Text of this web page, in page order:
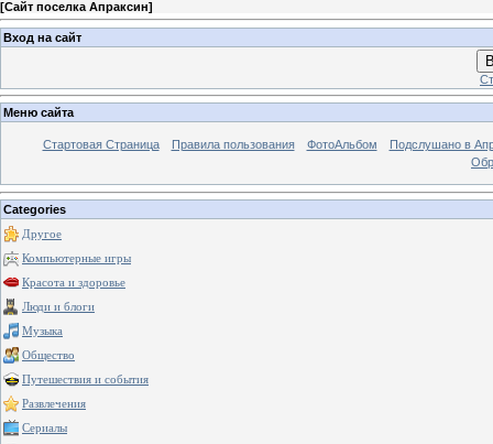
[Сайт поселка Апраксин]
Вход на сайт
Меню сайта
Стартовая Страница Правила пользования ФотоАльбом
Подслушано в
Categories
Другое
Компьютерные игры
Красота и здоровье
Люди и блоги
Музыка
Общество
Путешествия и события
Развлечения
Сериалы